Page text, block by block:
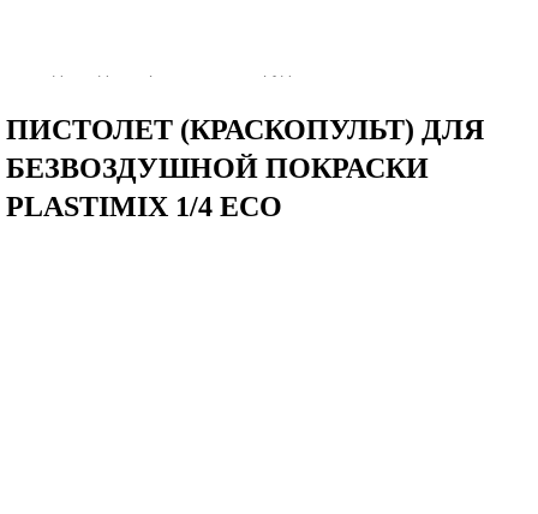
ПИСТОЛЕТ (КРАСКОПУЛЬТ) ДЛЯ
БЕЗВОЗДУШНОЙ ПОКРАСКИ
PLASTIMIX 1/4 ECO